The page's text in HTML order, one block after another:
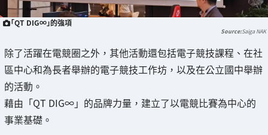
「QT DIG∞」的強項
Saiga NAK
除了活躍在電競圈之外，其他活動還包括電子競技課程、在社
區中心和為長者舉辦的電子競技工作坊，以及在公立國中舉辦
的活動。
藉由「QT DIG∞」的品牌力量，建立了以電競比賽為中心的
事業基礎。